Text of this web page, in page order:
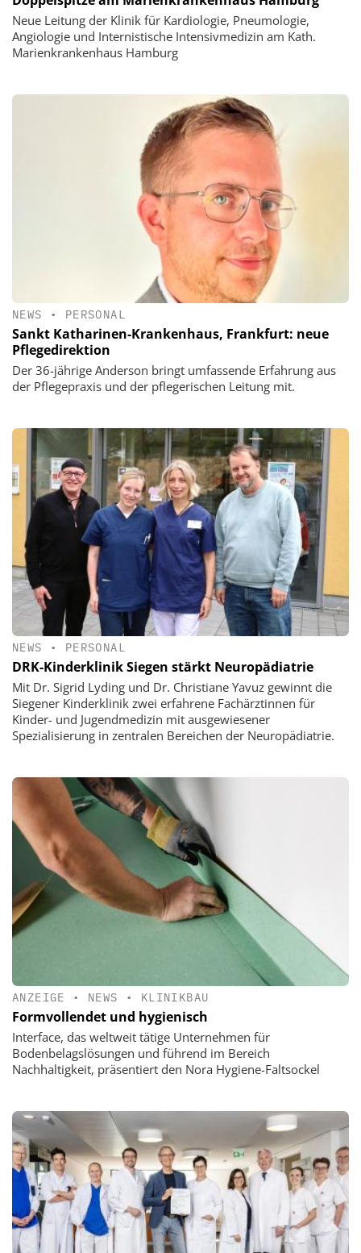
Neue Leitung der Klinik für Kardiologie, Pneumologie,
Angiologie und Internistische Intensivmedizin am Kath.
Marienkrankenhaus Hamburg
NEWS • PERSONAL
Sankt Katharinen-Krankenhaus, Frankfurt: neue
Pflegedirektion
Der 36-jährige Anderson bringt umfassende Erfahrung aus
der Pflegepraxis und der pflegerischen Leitung mit.
NEWS • PERSONAL
DRK-Kinderklinik Siegen stärkt Neuropädiatrie
Mit Dr. Sigrid Lyding und Dr. Christiane Yavuz gewinnt die
Siegener Kinderklinik zwei erfahrene Fachärztinnen für
Kinder- und Jugendmedizin mit ausgewiesener
Spezialisierung in zentralen Bereichen der Neuropädiatrie.
ANZEIGE • NEWS • KLINIKBAU
Formvollendet und hygienisch
Interface, das weltweit tätige Unternehmen für
Bodenbelagslösungen und führend im Bereich
Nachhaltigkeit, präsentiert den Nora Hygiene-Faltsockel